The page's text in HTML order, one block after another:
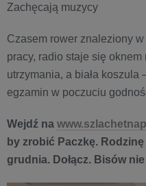
Zachęcają muzycy
Czasem rower znaleziony
pracy, radio staje się oknem
utrzymania, a biała
egzamin w poczuciu
Wejdź na
by zrobić Paczkę.
grudnia. Dołącz. Bisów